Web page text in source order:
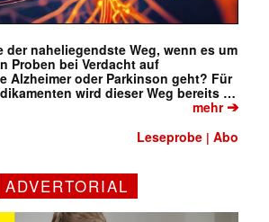
der naheliegendste Weg, wenn es um
Proben bei Verdacht auf
Alzheimer oder Parkinson geht? Für
wird dieser Weg bereits …
mehr➔
Leseprobe |Abo
ADVERTORIAL